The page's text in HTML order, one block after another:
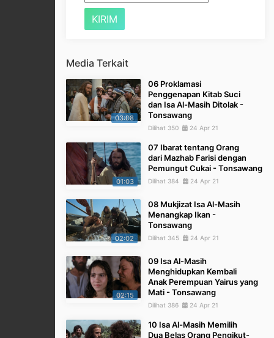
Media Terkait
03:08
06 Proklamasi
Penggenapan Kitab Suci
dan Isa Al-Masih Ditolak -
Tonsawang
Dilihat 350 24 Apr 21
01:03
07 Ibarat tentang Orang
dari Mazhab Farisi dengan
Pemungut Cukai - Tonsawang
Dilihat 384 24 Apr 21
02:02
08 Mukjizat Isa Al-Masih
Menangkap Ikan -
Tonsawang
Dilihat 345 24 Apr 21
02:15
09 Isa Al-Masih
Menghidupkan Kembali
Anak Perempuan Yairus yang
Mati - Tonsawang
Dilihat 386 24 Apr 21
10 Isa Al-Masih Memilih
Dua Belas Orang Pengikut-